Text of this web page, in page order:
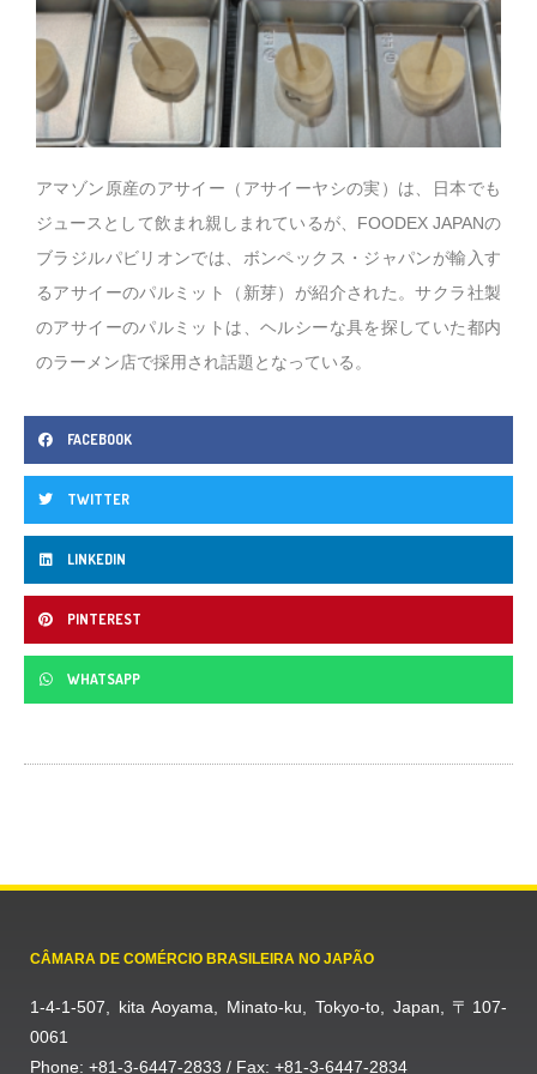
アマゾン原産のアサイー（アサイーヤシの実）は、日本でも
ジュースとして飲まれ親しまれているが、 FOODEX JAPANの
ブラジルパビリオンでは、ボンペックス・ジャパンが輸入す
るアサイーのパルミット（新芽）が紹介された。サクラ社製
のアサイーのパルミットは、ヘルシーな具を探していた都内
のラーメン店で採用され話題となっている。
FACEBOOK
TWITTER
LINKEDIN
PINTEREST
WHATSAPP
CÂMARA DE COMÉRCIO BRASILEIRA NO JAPÃO
1-4-1-507, kita Aoyama, Minato-ku, Tokyo-to, Japan, 〒107-
0061
Phone: +81-3-6447-2833 / Fax: +81-3-6447-2834